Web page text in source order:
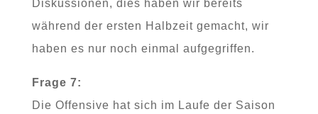
Diskussionen, dies haben wir bereits
während der ersten Halbzeit gemacht, wir
haben es nur noch einmal aufgegriffen.
Frage 7:
Die Offensive hat sich im Laufe der Saison